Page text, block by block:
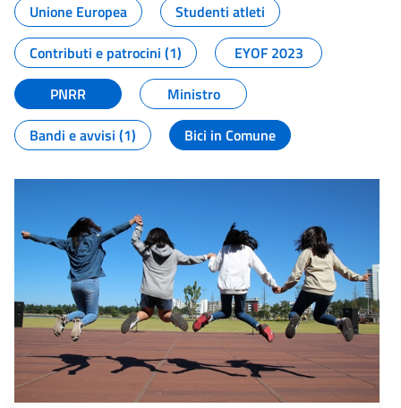
Unione Europea
Studenti atleti
Contributi e patrocini (1)
EYOF 2023
PNRR
Ministro
Bandi e avvisi (1)
Bici in Comune